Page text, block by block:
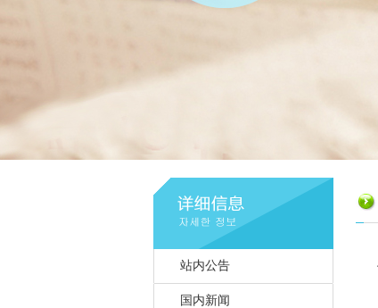
站内公告
国内新闻